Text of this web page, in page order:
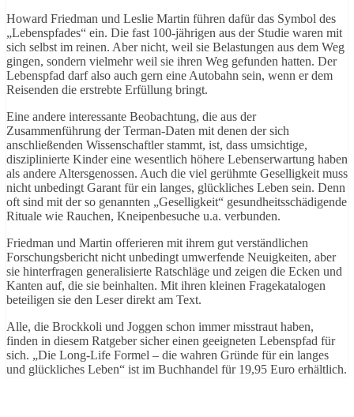
Howard Friedman und Leslie Martin führen dafür das Symbol des
„Lebenspfades“ ein. Die fast 100-jährigen aus der Studie waren mit
sich selbst im reinen. Aber nicht, weil sie Belastungen aus dem Weg
gingen, sondern vielmehr weil sie ihren Weg gefunden hatten. Der
Lebenspfad darf also auch gern eine Autobahn sein, wenn er dem
Reisenden die erstrebte Erfüllung bringt.
Eine andere interessante Beobachtung, die aus der
Zusammenführung der Terman-Daten mit denen der sich
anschließenden Wissenschaftler stammt, ist, dass umsichtige,
disziplinierte Kinder eine wesentlich höhere Lebenserwartung haben
als andere Altersgenossen. Auch die viel gerühmte Geselligkeit muss
nicht unbedingt Garant für ein langes, glückliches Leben sein. Denn
oft sind mit der so genannten „Geselligkeit“ gesundheitsschädigende
Rituale wie Rauchen, Kneipenbesuche u.a. verbunden.
Friedman und Martin offerieren mit ihrem gut verständlichen
Forschungsbericht nicht unbedingt umwerfende Neuigkeiten, aber
sie hinterfragen generalisierte Ratschläge und zeigen die Ecken und
Kanten auf, die sie beinhalten. Mit ihren kleinen Fragekatalogen
beteiligen sie den Leser direkt am Text.
Alle, die Brockkoli und Joggen schon immer misstraut haben,
finden in diesem Ratgeber sicher einen geeigneten Lebenspfad für
sich. „Die Long-Life Formel – die wahren Gründe für ein langes
und glückliches Leben“ ist im Buchhandel für 19,95 Euro erhältlich.